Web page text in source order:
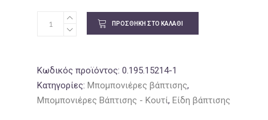
2.01€.
ΠΡΟΣΘΉΚΗ ΣΤΟ ΚΑΛΆΘΙ
Κωδικός προϊόντος: 0.195.15214-1
Κατηγορίες: Μπομπονιέρες βάπτισης,
Μπομπονιέρες Βάπτισης - Κουτί, Είδη βάπτισης